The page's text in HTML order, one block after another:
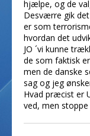
hjælpe, og de
Desværre gik
er som
hvordan det
JO ´vi kunne
de som faktisk
men de danske
sag og jeg
Hvad præcist er
ved, men